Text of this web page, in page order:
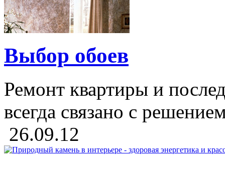
Выбор обоев
Ремонт квартиры и
всегда связано с
26.09.12